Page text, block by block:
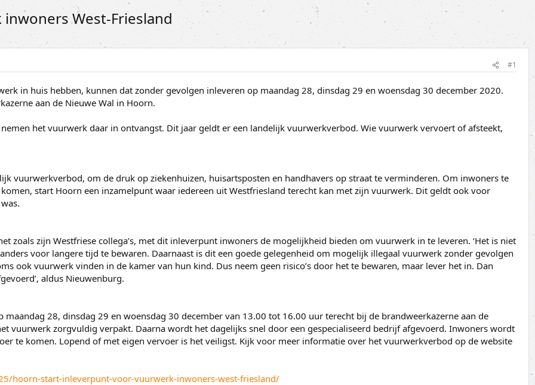
West-Friesland
#1
in huis hebben, kunnen dat zonder gevolgen inleveren op maandag 28, dinsdag 29 en woensdag 30 december 2020.
aan de Nieuwe Wal in Hoorn.
het vuurwerk daar in ontvangst. Dit jaar geldt er een landelijk vuurwerkverbod. Wie vuurwerk vervoert of afsteekt,
vuurwerkverbod, om de druk op ziekenhuizen, huisartsposten en handhavers op straat te verminderen. Om inwoners te
start Hoorn een inzamelpunt waar iedereen uit Westfriesland terecht kan met zijn vuurwerk. Dit geldt ook voor
zoals zijn Westfriese collega’s, met dit inleverpunt inwoners de mogelijkheid bieden om vuurwerk in te leveren. ‘Het is niet
voor langere tijd te bewaren. Daarnaast is dit een goede gelegenheid om mogelijk illegaal vuurwerk zonder gevolgen
ook vuurwerk vinden in de kamer van hun kind. Dus neem geen risico’s door het te bewaren, maar lever het in. Dan
aldus Nieuwenburg.
28, dinsdag 29 en woensdag 30 december van 13.00 tot 16.00 uur terecht bij de brandweerkazerne aan de
vuurwerk zorgvuldig verpakt. Daarna wordt het dagelijks snel door een gespecialiseerd bedrijf afgevoerd. Inwoners wordt
te komen. Lopend of met eigen vervoer is het veiligst. Kijk voor meer informatie over het vuurwerkverbod op de website
hoorn-start-inleverpunt-voor-vuurwerk-inwoners-west-friesland/